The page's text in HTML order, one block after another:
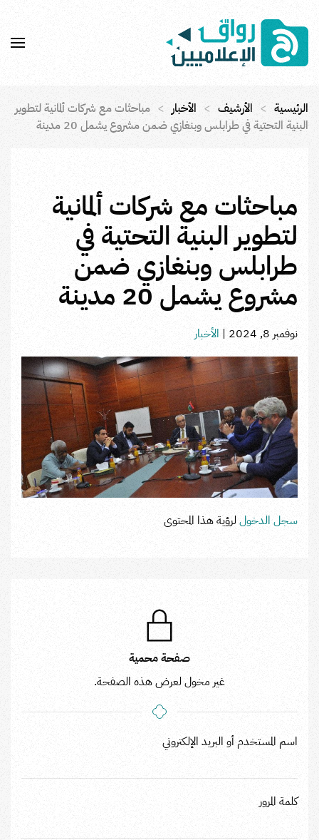
Skip to main content
الرئيسية الأرشيف الأخبار
مباحثات مع شركات ألمانية لتطوير
البنية التحتية في طرابلس وبنغازي ضمن مشروع يشمل 20 مدينة
مباحثات مع شركات ألمانية
لتطوير البنية التحتية في
طرابلس وبنغازي ضمن
مشروع يشمل 20 مدينة
نوفمبر 8, 2024 | الأخبار
سجل الدخوللرؤية هذا المحتوى
صفحة محمية
غير مخول لعرض هذه الصفحة.
اسم المستخدم أو البريد الإلكتروني
كلمة المرور